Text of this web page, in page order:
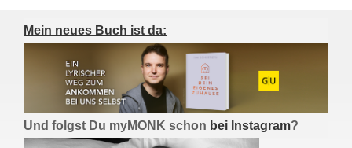
Mein neues Buch ist da:
Und folgst Du myMONK schon bei Instagram?